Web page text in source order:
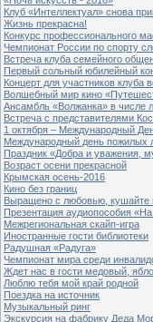
Клуб «Интеллектуал» снова
Жизнь прекрасна!
Конкурс профессионального
Чемпионат России по спорту
Встреча клуба семейного
Первый сольный юбилейный
Концерт для участников клуба
Волшебный мир кино
Ансамбль «Волжанка» в числе
Встреча с представителями
1 октября – Международный
Международный день пожилых
Праздник «Добра и уважения,
Возраст осени прекрасной
Крымская осень-2016
Кино без границ
Выращено с любовью, кушайте
Презентация аудиопособия
Межрегиональная скайп-игра
Иностранные гости библиотеки
Радушная «Радуга»
Чемпионат мира среди
Ждет нас в гости медовый,
Люблю тебя мой край родной
Поездка на источник
Музыкальный ринг
Экскурсия на фабрику Деда